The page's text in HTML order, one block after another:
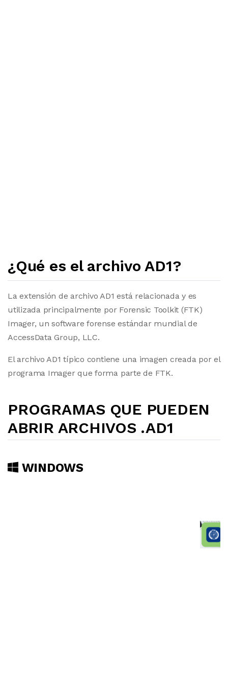
¿Qué es el archivo AD1?
La extensión de archivo AD1 está relacionada y es
utilizada principalmente por Forensic Toolkit (FTK)
Imager, un software forense estándar mundial de
AccessData Group, LLC.
El archivo AD1 típico contiene una imagen creada por el
programa Imager que forma parte de FTK.
PROGRAMAS QUE PUEDEN
ABRIR ARCHIVOS .AD1
WINDOWS